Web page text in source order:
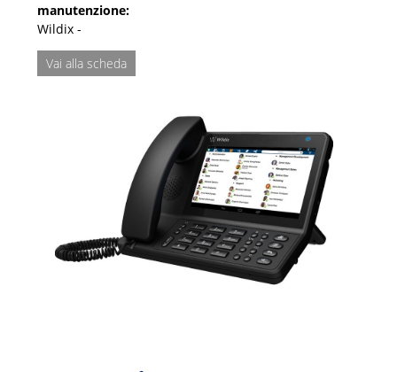
manutenzione:
Wildix -
Vai alla scheda